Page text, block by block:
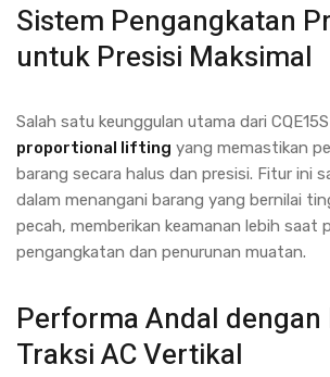
Sistem Pengangkatan
untuk Presisi Maksimal
Salah satu keunggulan utama dari
proportional lifting yang memastikan
barang secara halus dan presisi. Fitur ini
dalam menangani barang yang bernilai
pecah, memberikan keamanan lebih saat
pengangkatan dan penurunan muatan.
Performa Andal
Traksi AC Vertikal